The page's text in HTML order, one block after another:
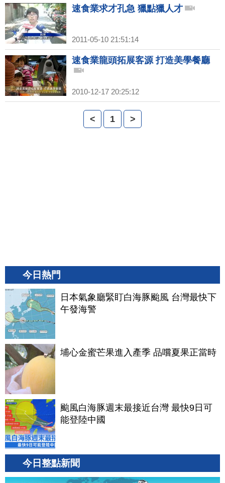
速食業求才孔急 獵點獵人才
2011-05-10 21:51:14
速食業龍頭拓展客源 打造美學餐廳
2010-12-17 20:25:12
< 1 >
今日熱門
日本氣象廳緊盯白海豚颱風 台灣最快下
午發海警
埔心金蜜芒果進入產季 品嚐夏果正當時
颱風白海豚週末最接近台灣 最快9日可
能登陸中國
今日整點新聞